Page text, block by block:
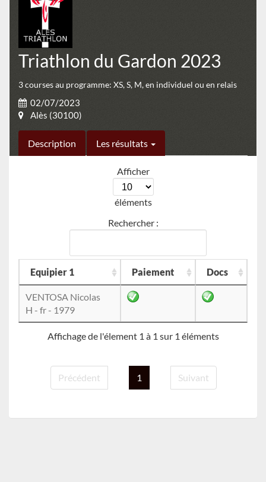
Triathlon du Gardon 2023
3 courses au programme: XS, S, M, en individuel ou en relais
02/07/2023
Alès (30100)
Description Les résultats
Afficher
éléments
Rechercher :
Equipier 1 Paiement Docs
VENTOSA Nicolas
H - fr - 1979
Affichage de l'élement 1 à 1 sur 1 éléments
Précédent 1 Suivant